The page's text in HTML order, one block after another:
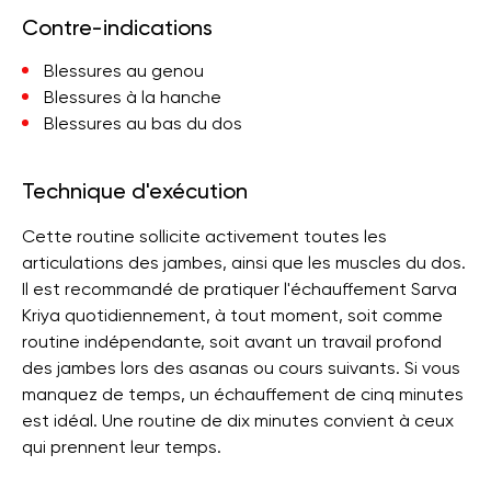
Contre-indications
Blessures au genou
Blessures à la hanche
Blessures au bas du dos
Technique d'exécution
Cette routine sollicite activement toutes les
articulations des jambes, ainsi que les muscles du dos.
Il est recommandé de pratiquer l'échauffement Sarva
Kriya quotidiennement, à tout moment, soit comme
routine indépendante, soit avant un travail profond
des jambes lors des asanas ou cours suivants. Si vous
manquez de temps, un échauffement de cinq minutes
est idéal. Une routine de dix minutes convient à ceux
qui prennent leur temps.